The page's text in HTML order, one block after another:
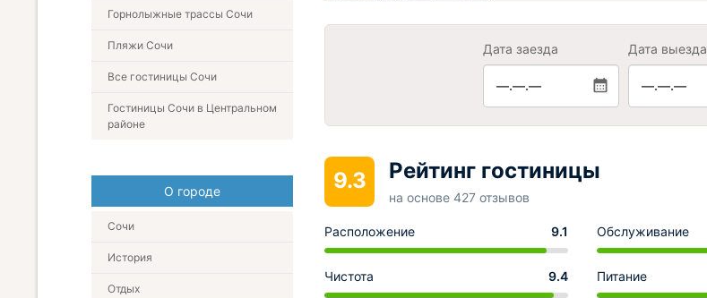
Дата заезда
—.—.—
Дата выезда
—.—.—
9.3 Рейтинг гостиницы
на основе 427 отзывов
Расположение 9.1 Обслуживание
Чистота 9.4 Питание
Горнолыжные трассы Сочи
Пляжи Сочи
Все гостиницы Сочи
Гостиницы Сочи в Центральном
районе
О городе
Сочи
История
Отдых